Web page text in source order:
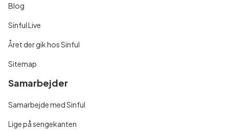
Blog
Sinful Live
Året der gik hos Sinful
Sitemap
Samarbejder
Samarbejde med Sinful
Lige på sengekanten